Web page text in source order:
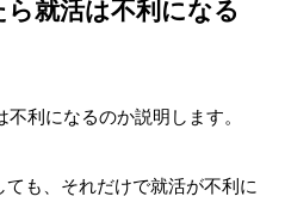
就活は不利になる
利になるのか説明します。
も、それだけで就活が不利に